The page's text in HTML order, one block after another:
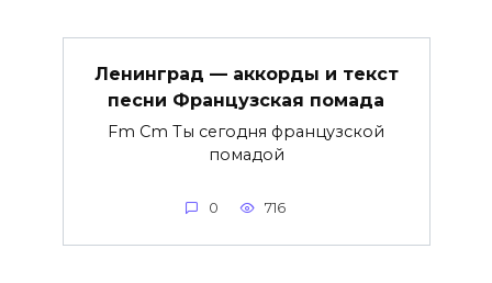
Ленинград — аккорды и текст
песни Французская помада
Fm Cm Ты сегодня французской
помадой
0 716